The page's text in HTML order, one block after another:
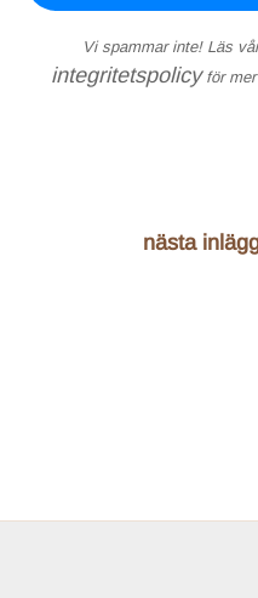
Vi spammar inte! Läs
integritetspolicyför mer
nästa